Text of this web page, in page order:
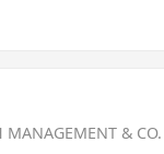
MANAGEMENT & CO.